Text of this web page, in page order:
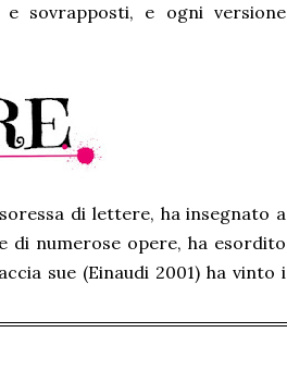
sovrapposti, e ogni versione
di lettere, ha insegnato a
di numerose opere, ha esordito
sue (Einaudi 2001) ha vinto i